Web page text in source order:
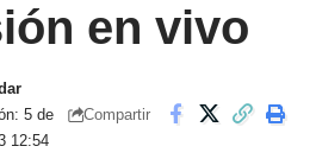
en vivo
5 de
12:54
Compartir